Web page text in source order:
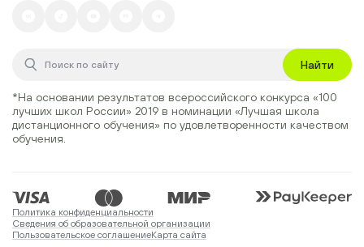
Найти
*На основании результатов всероссийского конкурса «100
лучших школ России» 2019 в номинации «Лучшая школа
дистанционного обучения» по удовлетворенности качеством
обучения.
Политика конфиденциальности
Сведения об образовательной организации
Пользовательское соглашениеКарта сайта